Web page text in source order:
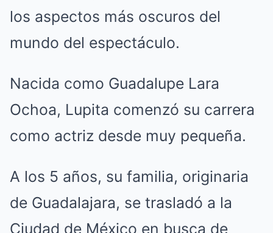
los aspectos más oscuros del
mundo del espectáculo.
Nacida como Guadalupe Lara
Ochoa, Lupita comenzó su carrera
como actriz desde muy pequeña.
A los 5 años, su familia, originaria
de Guadalajara, se trasladó a la
Ciudad de México en busca de